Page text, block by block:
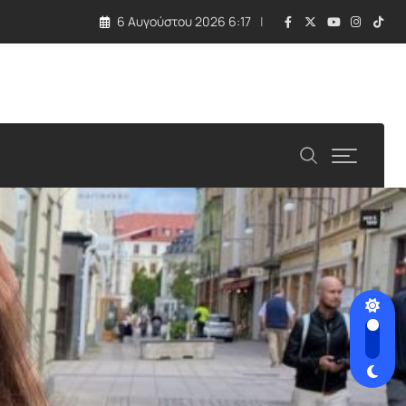
ΗΠΑ και η στάση Νετανιάχου
6 Αυγούστου 2026 6:17